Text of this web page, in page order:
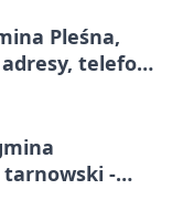
Pleśna,
telefony,
tarnowski -